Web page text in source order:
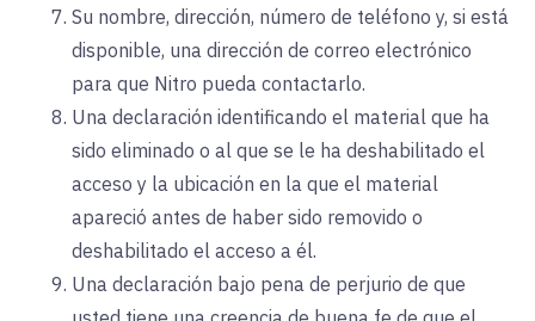
Su nombre, dirección, número de teléfono y, si está
disponible, una dirección de correo electrónico
para que Nitro pueda contactarlo.
Una declaración identificando el material que ha
sido eliminado o al que se le ha deshabilitado el
acceso y la ubicación en la que el material
apareció antes de haber sido removido o
deshabilitado el acceso a él.
Una declaración bajo pena de perjurio de que